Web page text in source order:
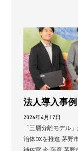
法人導入事
2026年4月17日
「三層分離モデル
治体DXを推進 茅野